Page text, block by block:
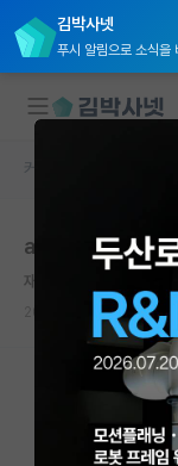
김박사넷
푸시 알림으로 소식을
국내대학원 정보
연구실&오픈랩
커뮤니티
커뮤니티 홈
전체글보기
커뮤니티 홈
ai 전공은 고민 해
재밌는 쿠르트 괴델
2023.07.08 10